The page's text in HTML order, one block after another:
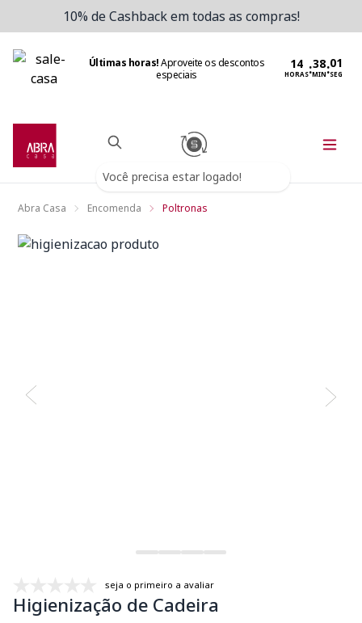
10% de Cashback em todas as compras!
Últimas horas!Aproveite os descontos
especiais
HORAS:MIN:SEG
Você precisa estar logado!
Abra Casa Encomenda Poltronas
seja o primeiro a avaliar
Higienização de Cadeira